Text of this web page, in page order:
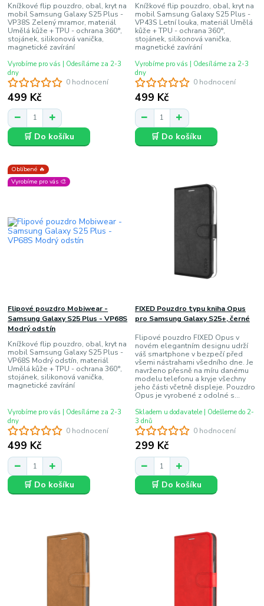
0 hodnocení
Knížkové flip pouzdro, obal, kryt na
mobil Samsung Galaxy S25 Plus -
VP38S Zelený mramor, materiál
Umělá kůže + TPU - ochrana 360°,
stojánek, silikonová vanička,
magnetické zavírání
499 Kč
Vyrobíme pro vás | Odesíláme za 2-3
dny
🛒 Do košíku
0 hodnocení
Knížkové flip pouzdro, obal, kryt na
mobil Samsung Galaxy S25 Plus -
VP43S Letní louka, materiál Umělá
kůže + TPU - ochrana 360°,
stojánek, silikonová vanička,
magnetické zavírání
499 Kč
Vyrobíme pro vás | Odesíláme za 2-3
dny
🛒 Do košíku
Oblíbené 🔥
Vyrobíme pro vás 🎨
0 hodnocení
Flipové pouzdro Mobiwear -
Samsung Galaxy S25 Plus - VP68S
Modrý odstín
Knížkové flip pouzdro, obal, kryt na
mobil Samsung Galaxy S25 Plus -
VP68S Modrý odstín, materiál
Umělá kůže + TPU - ochrana 360°,
stojánek, silikonová vanička,
magnetické zavírání
499 Kč
Vyrobíme pro vás | Odesíláme za 2-3
dny
🛒 Do košíku
0 hodnocení
FIXED Pouzdro typu kniha Opus
pro Samsung Galaxy S25+, černé
Flipové pouzdro FIXED Opus v
novém elegantním designu udrží
váš smartphone v bezpečí před
všemi nástrahami všedního dne. Je
navrženo přesně na míru danému
modelu telefonu a kryje všechny
jeho části včetně displeje. Pouzdro
Opus je vyrobené z odolné s...
299 Kč
Skladem u dodavatele | Odešleme do 2-
3 dnů
🛒 Do košíku